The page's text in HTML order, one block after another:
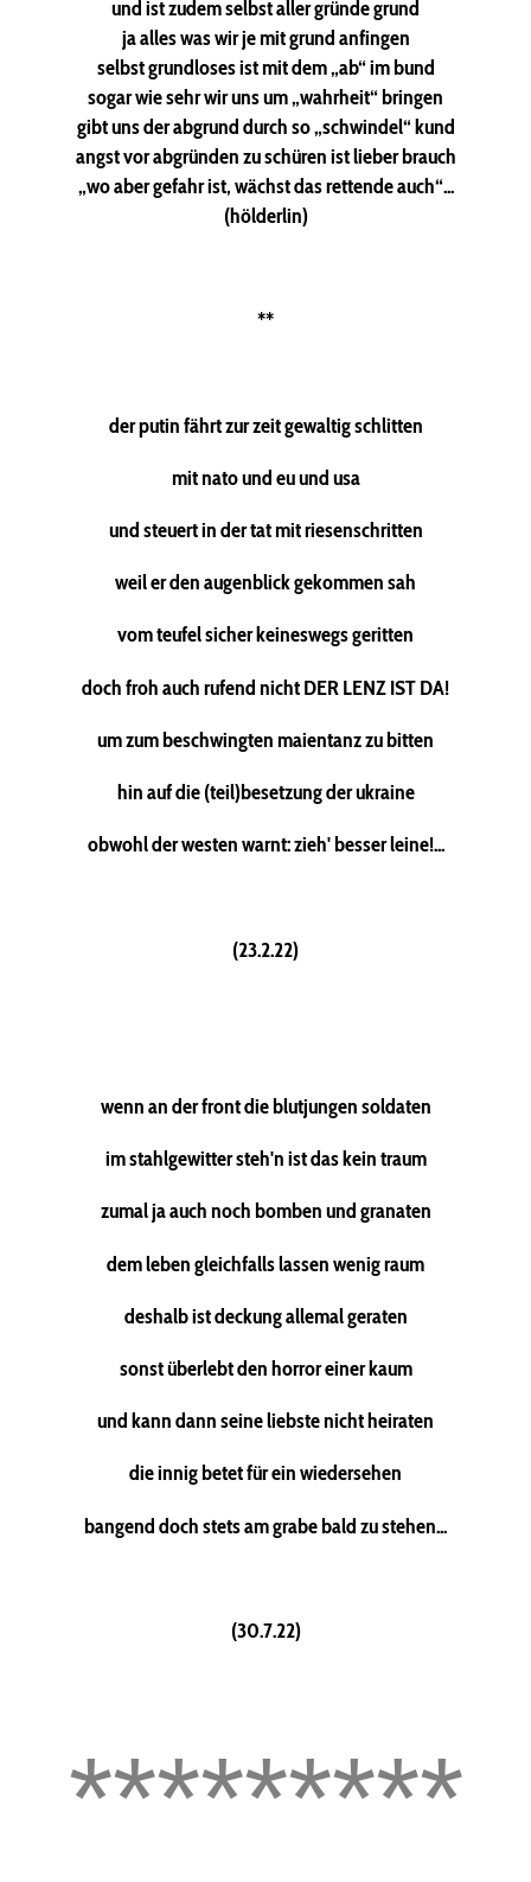
und ist zudem selbst aller gründe grund
ja alles was wir je mit grund anfingen
selbst grundloses ist mit dem „ab“ im bund
sogar wie sehr wir uns um „wahrheit“ bringen
gibt uns der abgrund durch so „schwindel“ kund
angst vor abgründen zu schüren ist lieber brauch
„wo aber gefahr ist, wächst das rettende auch“...
(hölderlin)
**
der putin fährt zur zeit gewaltig schlitten
mit nato und eu und usa
und steuert in der tat mit riesenschritten
weil er den augenblick gekommen sah
vom teufel sicher keineswegs geritten
doch froh auch rufend nicht DER LENZ IST DA!
um zum beschwingten maientanz zu bitten
hin auf die (teil)besetzung der ukraine
obwohl der westen warnt: zieh' besser leine!...
(23.2.22)
wenn an der front die blutjungen soldaten
im stahlgewitter steh'n ist das kein traum
zumal ja auch noch bomben und granaten
dem leben gleichfalls lassen wenig raum
deshalb ist deckung allemal geraten
sonst überlebt den horror einer kaum
und kann dann seine liebste nicht heiraten
die innig betet für ein wiedersehen
bangend doch stets am grabe bald zu stehen...
(30.7.22)
*********